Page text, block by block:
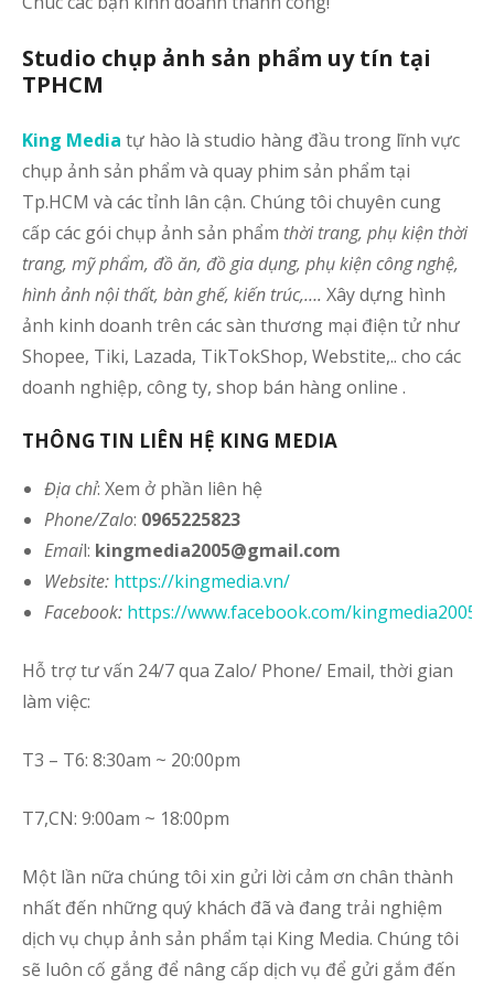
Studio chụp ảnh sản phẩm uy tín tại
TPHCM
King Media tự hào là studio hàng đầu trong lĩnh vực
chụp ảnh sản phẩm và quay phim sản phẩm tại
Tp.HCM và các tỉnh lân cận. Chúng tôi chuyên cung
cấp các gói chụp ảnh sản phẩm thời trang, phụ kiện thời
trang, mỹ phẩm, đồ ăn, đồ gia dụng, phụ kiện công nghệ,
hình ảnh nội thất, bàn ghế, kiến trúc,…. Xây dựng hình
ảnh kinh doanh trên các sàn thương mại điện tử như
Shopee, Tiki, Lazada, TikTokShop, Webstite,.. cho các
doanh nghiệp, công ty, shop bán hàng online .
THÔNG TIN LIÊN HỆ KING MEDIA
Địa chỉ: Xem ở phần liên hệ
Phone/Zalo: 0965225823
Email: kingmedia2005@gmail.com
Website: https://kingmedia.vn/
Facebook: https://www.facebook.com/kingmedia2005
Hỗ trợ tư vấn 24/7 qua Zalo/ Phone/ Email, thời gian
làm việc:
T3 – T6: 8:30am ~ 20:00pm
T7,CN: 9:00am ~ 18:00pm
Một lần nữa chúng tôi xin gửi lời cảm ơn chân thành
nhất đến những quý khách đã và đang trải nghiệm
dịch vụ chụp ảnh sản phẩm tại King Media. Chúng tôi
sẽ luôn cố gắng để nâng cấp dịch vụ để gửi gắm đến